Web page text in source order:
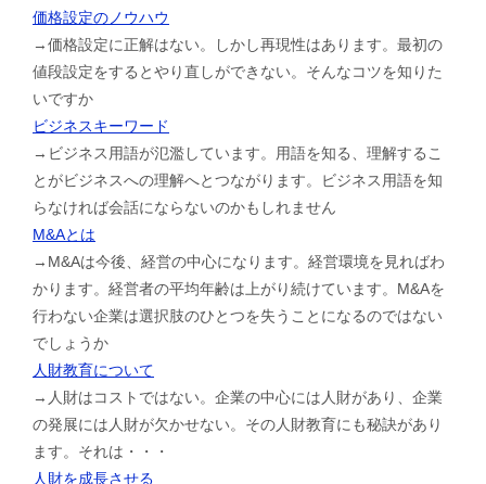
価格設定のノウハウ
→価格設定に正解はない。しかし再現性はあります。最初の
値段設定をするとやり直しができない。そんなコツを知りた
いですか
ビジネスキーワード
→ビジネス用語が氾濫しています。用語を知る、理解するこ
とがビジネスへの理解へとつながります。ビジネス用語を知
らなければ会話にならないのかもしれません
M&Aとは
→M&Aは今後、経営の中心になります。経営環境を見ればわ
かります。経営者の平均年齢は上がり続けています。M&Aを
行わない企業は選択肢のひとつを失うことになるのではない
でしょうか
人財教育について
→人財はコストではない。企業の中心には人財があり、企業
の発展には人財が欠かせない。その人財教育にも秘訣があり
ます。それは・・・
人財を成長させる